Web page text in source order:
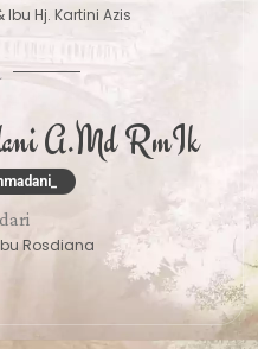
Hj. Kartini Azis
A.md RmIk
Rosdiana